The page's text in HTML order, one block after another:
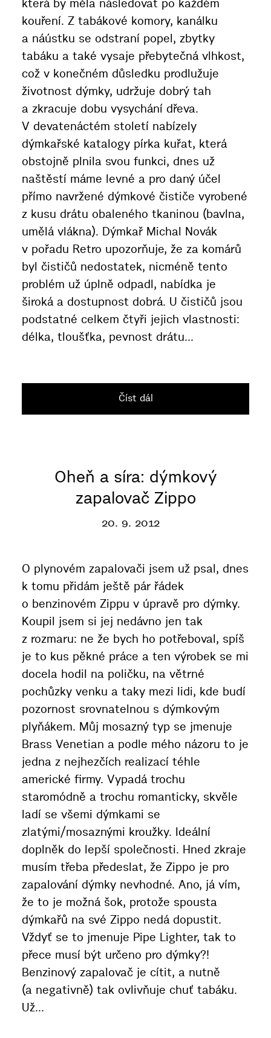
která by měla následovat po každém
kouření. Z tabákové komory, kanálku
a náústku se odstraní popel, zbytky
tabáku a také vysaje přebytečná vlhkost,
což v konečném důsledku prodlužuje
životnost dýmky, udržuje dobrý tah
a zkracuje dobu vysychání dřeva.
V devatenáctém století nabízely
dýmkařské katalogy pírka kuřat, která
obstojně plnila svou funkci, dnes už
naštěstí máme levné a pro daný účel
přímo navržené dýmkové čističe vyrobené
z kusu drátu obaleného tkaninou (bavlna,
umělá vlákna). Dýmkař Michal Novák
v pořadu Retro upozorňuje, že za komárů
byl čističů nedostatek, nicméně tento
problém už úplně odpadl, nabídka je
široká a dostupnost dobrá. U čističů jsou
podstatné celkem čtyři jejich vlastnosti:
délka, tloušťka, pevnost drátu...
Číst dál
Oheň a síra: dýmkový
zapalovač Zippo
20. 9. 2012
O plynovém zapalovači jsem už psal, dnes
k tomu přidám ještě pár řádek
o benzinovém Zippu v úpravě pro dýmky.
Koupil jsem si jej nedávno jen tak
z rozmaru: ne že bych ho potřeboval, spíš
je to kus pěkné práce a ten výrobek se mi
docela hodil na poličku, na větrné
pochůzky venku a taky mezi lidi, kde budí
pozornost srovnatelnou s dýmkovým
plyňákem. Můj mosazný typ se jmenuje
Brass Venetian a podle mého názoru to je
jedna z nejhezčích realizací téhle
americké firmy. Vypadá trochu
staromódně a trochu romanticky, skvěle
ladí se všemi dýmkami se
zlatými/mosaznými kroužky. Ideální
doplněk do lepší společnosti. Hned zkraje
musím třeba předeslat, že Zippo je pro
zapalování dýmky nevhodné. Ano, já vím,
že to je možná šok, protože spousta
dýmkařů na své Zippo nedá dopustit.
Vždyť se to jmenuje Pipe Lighter, tak to
přece musí být určeno pro dýmky?!
Benzinový zapalovač je cítit, a nutně
(a negativně) tak ovlivňuje chuť tabáku.
Už...